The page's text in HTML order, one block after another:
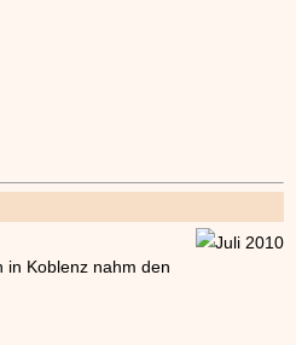
in Koblenz nahm den